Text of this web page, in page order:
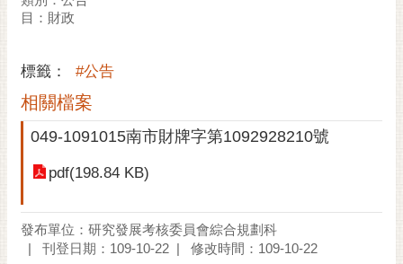
主題服務
市政資訊
市民互動
螢
光
目：財政
標籤： #公告
相關檔案
049-1091015南市財牌字第1092928210號
pdf(198.84 KB)
發布單位：研究發展考核委員會綜合規劃科
刊登日期：109-10-22
修改時間：109-10-22